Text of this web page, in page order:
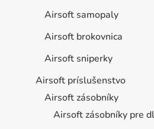
Airsoft samopaly
Airsoft brokovnica
Airsoft sniperky
Airsoft príslušenstvo
Airsoft zásobníky
Airsoft zásobníky pre